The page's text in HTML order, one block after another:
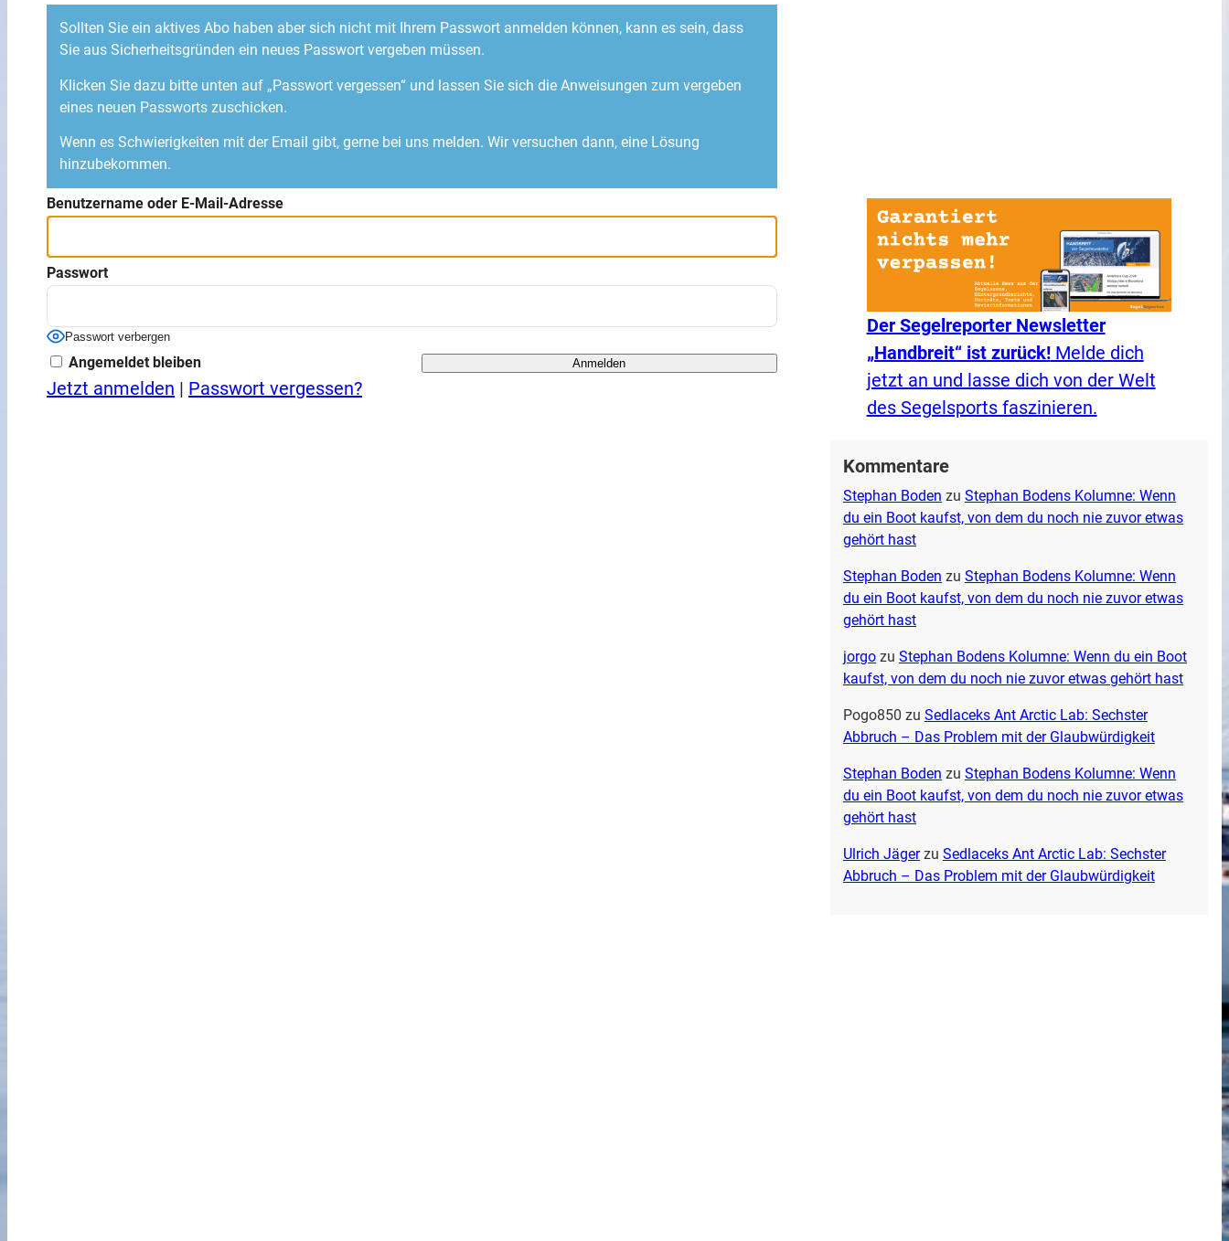
Sollten Sie ein aktives Abo haben aber sich nicht mit Ihrem Passwort anmelden können, kann es sein, dass
Sie aus Sicherheitsgründen ein neues Passwort vergeben müssen.
Klicken Sie dazu bitte unten auf „Passwort vergessen“ und lassen Sie sich die Anweisungen zum vergeben
eines neuen Passworts zuschicken.
Wenn es Schwierigkeiten mit der Email gibt, gerne bei uns melden. Wir versuchen dann, eine Lösung
hinzubekommen.
Benutzername oder E-Mail-Adresse
Passwort
Passwort verbergen
Angemeldet bleiben
Jetzt anmelden | Passwort vergessen?
Der Segelreporter Newsletter
„Handbreit“ ist zurück!Melde dich
jetzt an und lasse dich von der Welt
des Segelsports faszinieren.
Kommentare
Stephan Boden zu Stephan Bodens Kolumne: Wenn
du ein Boot kaufst, von dem du noch nie zuvor etwas
gehört hast
Stephan Boden zu Stephan Bodens Kolumne: Wenn
du ein Boot kaufst, von dem du noch nie zuvor etwas
gehört hast
jorgozu Stephan Bodens Kolumne: Wenn du ein Boot
kaufst, von dem du noch nie zuvor etwas gehört hast
Pogo850 zu Sedlaceks Ant Arctic Lab: Sechster
Abbruch – Das Problem mit der Glaubwürdigkeit
Stephan Boden zu Stephan Bodens Kolumne: Wenn
du ein Boot kaufst, von dem du noch nie zuvor etwas
gehört hast
Ulrich Jägerzu Sedlaceks Ant Arctic Lab: Sechster
Abbruch – Das Problem mit der Glaubwürdigkeit